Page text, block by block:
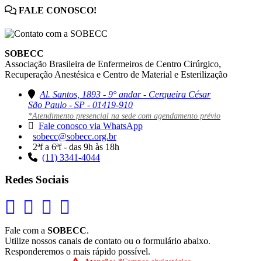
FALE CONOSCO!
SOBECC
Associação Brasileira de Enfermeiros de Centro Cirúrgico,
Recuperação Anestésica e Centro de Material e Esterilização
Al. Santos, 1893 - 9° andar - Cerqueira César
São Paulo - SP - 01419-910
*Atendimento presencial na sede com agendamento prévio
Fale conosco via WhatsApp
sobecc@sobecc.org.br
2ªf a 6ªf - das 9h às 18h
(11) 3341-4044
Redes Sociais
Fale com a SOBECC.
Utilize nossos canais de contato ou o formulário abaixo.
Responderemos o mais rápido possível.